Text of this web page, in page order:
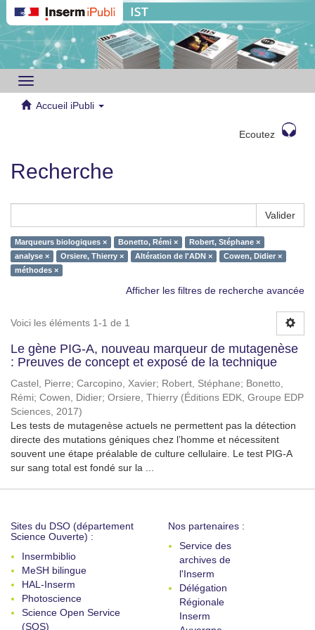
Toggle
navigation
Accueil iPubli
Ecoutez
Recherche
Valider
Marqueurs biologiques × Bonetto, Rémi ×
Robert, Stéphane ×
analyse ×
Orsiere, Thierry × Altération de l'ADN ×
Cowen, Didier ×
méthodes ×
Afficher les filtres de recherche avancée
Voici les éléments 1-1 de 1
Le gène PIG-A, nouveau marqueur de mutagenèse
: Preuves de concept et exposé de la technique
Castel, Pierre; Carcopino, Xavier; Robert, Stéphane; Bonetto,
Rémi; Cowen, Didier; Orsiere, Thierry (Éditions EDK, Groupe EDP
Sciences, 2017)
Les tests de mutagenèse actuels ne permettent pas la détection
directe des mutations géniques chez l’homme et nécessitent
souvent une étape préalable de culture cellulaire. Le test PIG-A
sur sang total est fondé sur la ...
Sites du DSO (département
Science Ouverte) :
Insermbiblio
MeSH bilingue
HAL-Inserm
Photoscience
Science Open Service
(SOS)
Nos partenaires :
Service des
archives de
l'Inserm
Délégation
Régionale
Inserm